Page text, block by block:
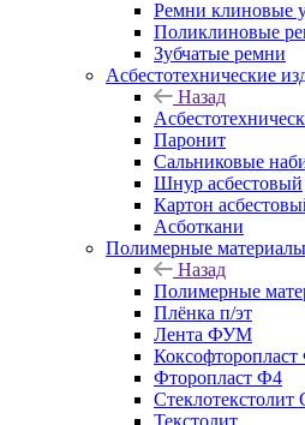
Ремни клиновые
Поликлиновые
Зубчатые ремни
Асбестотехнические
Назад
Паронит
Сальниковые
Шнур асбестовый
Картон
Асботкани
Полимерные материалы
Назад
Полимерные
Плёнка п/эт
Лента ФУМ
Фторопласт Ф4
Текстолит